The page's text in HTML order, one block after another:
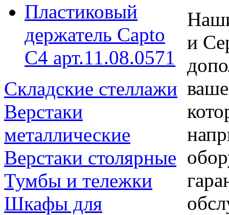
Пластиковый
держатель Capto
C4 арт.11.08.0571
Складские стеллажи
Верстаки
металлические
Верстаки столярные
Тумбы и тележки
Шкафы для
и